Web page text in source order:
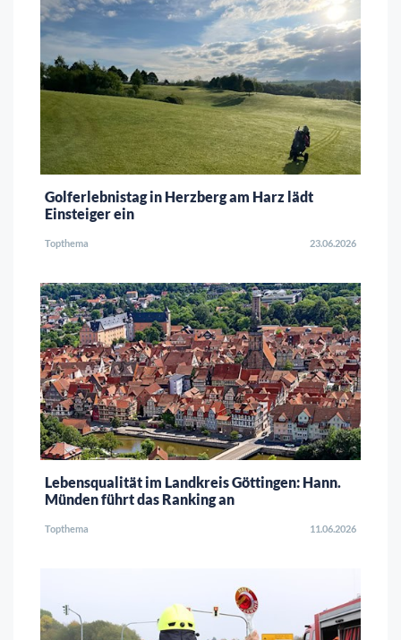
Golferlebnistag in Herzberg am Harz lädt
Einsteiger ein
Topthema 23.06.2026
Lebensqualität im Landkreis Göttingen: Hann.
Münden führt das Ranking an
Topthema 11.06.2026